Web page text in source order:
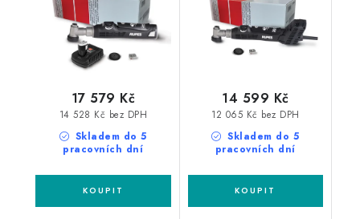
Skladem do 5
pracovních dní
14 528 Kč bez DPH
17 579 Kč
Skladem do 5
pracovních dní
12 065 Kč bez DPH
14 599 Kč